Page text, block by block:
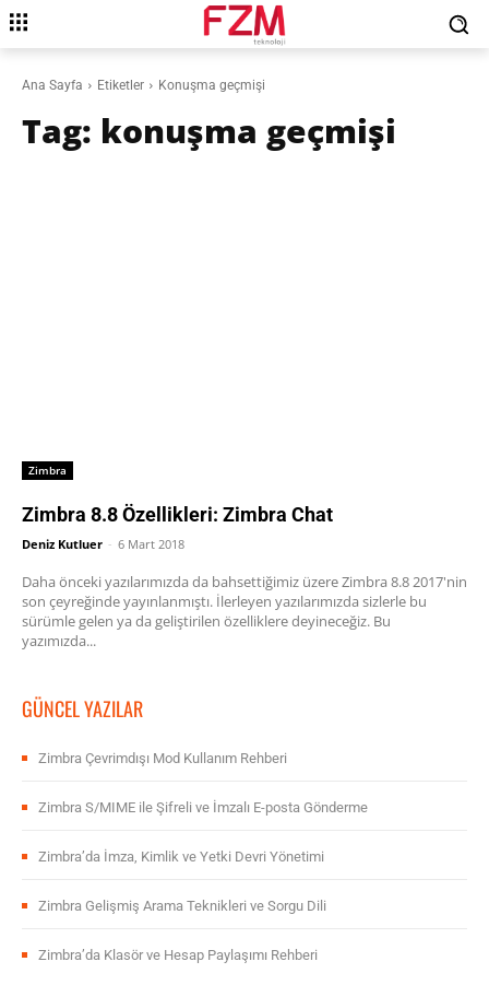
Ana Sayfa Etiketler Konuşma geçmişi
Tag: konuşma geçmişi
Zimbra
Zimbra 8.8 Özellikleri: Zimbra Chat
Deniz Kutluer - 6 Mart 2018
Daha önceki yazılarımızda da bahsettiğimiz üzere Zimbra 8.8 2017'nin
son çeyreğinde yayınlanmıştı. İlerleyen yazılarımızda sizlerle bu
sürümle gelen ya da geliştirilen özelliklere deyineceğiz. Bu
yazımızda...
GÜNCEL YAZILAR
Zimbra Çevrimdışı Mod Kullanım Rehberi
Zimbra S/MIME ile Şifreli ve İmzalı E-posta Gönderme
Zimbra’da İmza, Kimlik ve Yetki Devri Yönetimi
Zimbra Gelişmiş Arama Teknikleri ve Sorgu Dili
Zimbra’da Klasör ve Hesap Paylaşımı Rehberi